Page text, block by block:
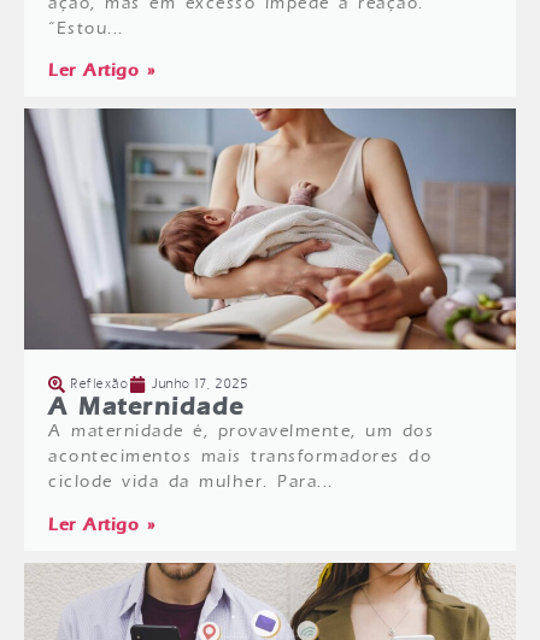
“Estou...
Ler Artigo »
Reflexão Junho 17, 2025
A Maternidade
A maternidade é, provavelmente, um dos
acontecimentos mais transformadores do
ciclode vida da mulher. Para...
Ler Artigo »